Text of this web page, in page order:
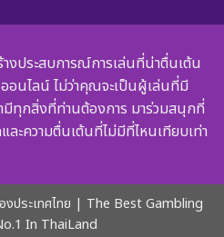
างประสบการณ์การเล่นที่น่าตื่นเต้น
อนไลน์ ไม่ว่าคุณจะเป็นผู้เล่นที่มี
มีทุกสิ่งที่ท่านต้องการ มาร่วมสนุกที่
ะความตื่นเต้นที่ไม่มีที่ไหนเทียบเท่า
งประเทศไทย | The Best Gambling
In ThaiLand